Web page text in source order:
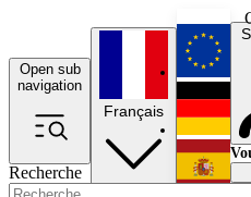
Open sub
navigation
Recherche
Français